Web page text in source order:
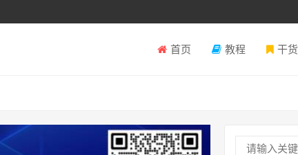
首页 教程 干货